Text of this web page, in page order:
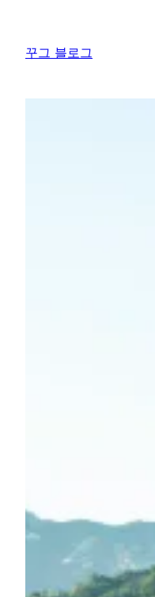
꾸그 블로그